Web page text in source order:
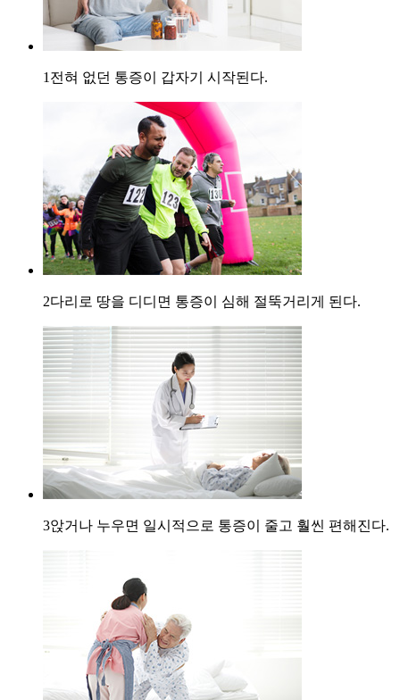
1 전혀 없던 통증이 갑자기 시작된다.
2다리로 땅을 디디면 통증이 심해 절뚝거리게 된다.
3앉거나 누우면 일시적으로 통증이 줄고 훨씬 편해진다.